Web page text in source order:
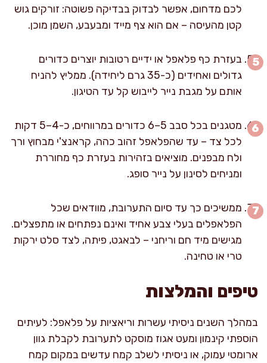
לכם מדחום, אפשר לבדוק בבדיקה פשוטה: זורקים גוש
קטן מהעיסה – אם הוא צף מייד ומבעבע, השמן מוכן.
בעזרת כף פלאפל או ידיים רטובות יוצרים כדורים
גדולים ואחידים (כ-35 גרם ליחידה). ממליץ להניח
אותם על מגבת נייר לייבוש קל עד הטיגון.
מטגנים בכל סבב 5–6 כדורים במרווחים, כ-4–5 דקות
לכל צד – עד שהפלאפל זהוב כהה, קראנצ'י מבחוץ ורך
ולח מבפנים. מוציאים בזהירות בעזרת כף מחוררת
ומניחים לסינון על נייר סופג.
ממשיכים כך עד סיום התערובת, מוודאים שכל
הפלאפלים בעלי צבע אחיד ואינם נפתחים או מתפצלים.
מגישים מיד חם וריחני – לבאגט, פיתה, לצד סלט ירקות
טרי או טחינה.
טיפים והמלצות
במהלך השנים ניסיתי עשרות וריאציות על פלאפל: לעיתים
הוספתי קינמון ומעט אגוז מוסקט לתערובת לקבלת גוון
ארומטי עמוק, או ניסיתי לשלב קמח עדשים במקום קמח